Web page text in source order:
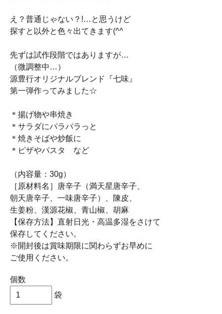
え？普通じゃない？!…と思うけど
探すと以外と色々出てきます(^^ゞ
先ずは試作段階ではありますが…
（微調整中…）
源豊行オリジナルブレンド『七味』
第一弾作ってみました☆
＊揚げ物や串焼き
＊サラダにパラパラっと
＊焼きそばや炒飯に
＊ピザやパスタ など
（内容量：30g）
［原材料名］唐辛子（満天星唐辛子、
朝天唐辛子、一味唐辛子）、陳皮、
生姜粉、漢源花椒、青山椒、胡麻
【保存方法】直射日光・高温多湿をさけて
保存してください。
※開封後は賞味期限に関わらずお早めに
ご使用ください。
個数
袋